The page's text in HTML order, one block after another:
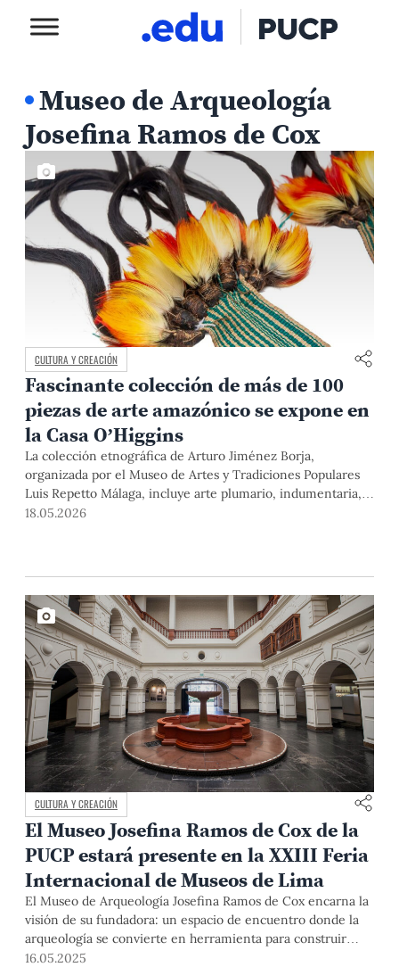
Museo de Arqueología
Josefina Ramos de Cox
CULTURA Y CREACIÓN
Fascinante colección de más de 100
piezas de arte amazónico se expone en
la Casa O’Higgins
La colección etnográfica de Arturo Jiménez Borja,
organizada por el Museo de Artes y Tradiciones Populares
Luis Repetto Málaga, incluye arte plumario, indumentaria,
cestería, alhajas e instrumentos musicales. Los objetos
18.05.2026
CULTURA Y CREACIÓN
El Museo Josefina Ramos de Cox de la
PUCP estará presente en la XXIII Feria
Internacional de Museos de Lima
El Museo de Arqueología Josefina Ramos de Cox encarna la
visión de su fundadora: un espacio de encuentro donde la
arqueología se convierte en herramienta para construir
memoria, identidad y ciudadanía; más allá de conservar
16.05.2025